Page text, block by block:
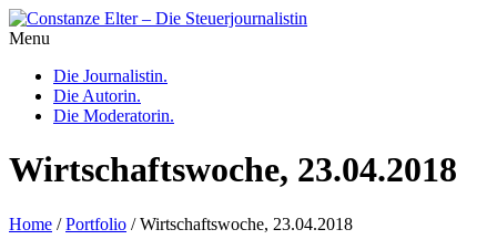
Menu
Die Journalistin.
Die Autorin.
Die Moderatorin.
Wirtschaftswoche, 23.04.2018
Home /Portfolio /Wirtschaftswoche, 23.04.2018